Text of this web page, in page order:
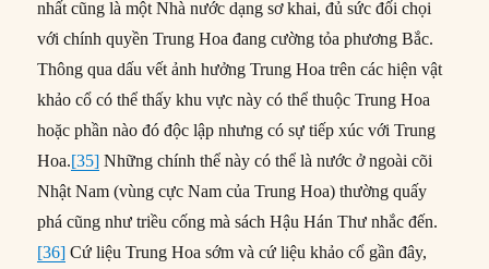
nhất cũng là một Nhà nước dạng sơ khai, đủ sức đối chọi
với chính quyền Trung Hoa đang cường tỏa phương Bắc.
Thông qua dấu vết ảnh hưởng Trung Hoa trên các hiện vật
khảo cổ có thể thấy khu vực này có thể thuộc Trung Hoa
hoặc phần nào đó độc lập nhưng có sự tiếp xúc với Trung
Hoa.[35] Những chính thể này có thể là nước ở ngoài cõi
Nhật Nam (vùng cực Nam của Trung Hoa) thường quấy
phá cũng như triều cống mà sách Hậu Hán Thư nhắc đến.
[36] Cứ liệu Trung Hoa sớm và cứ liệu khảo cổ gần đây,